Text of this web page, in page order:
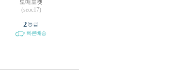
도매포켓
(seoc17)
2등급
빠른배송